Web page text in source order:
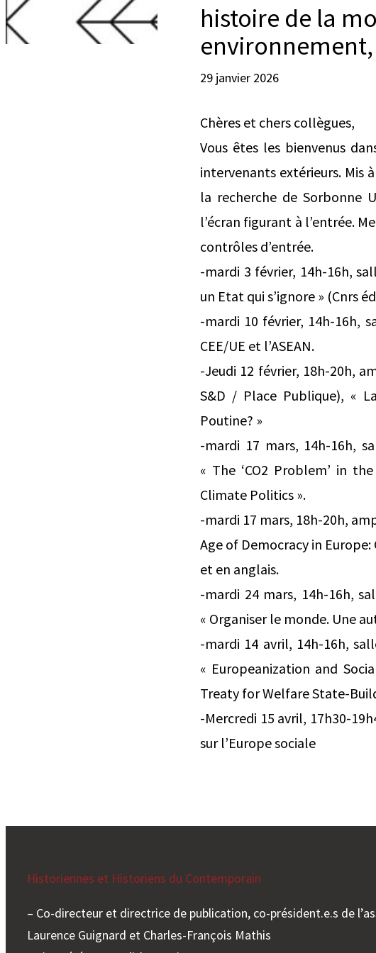
histoire de la
29 janvier 2026
Chères et chers collègues,
Vous êtes les bienvenus
intervenants extérieurs. Mis
la recherche de Sorbonne
l’écran figurant à l’entrée.
contrôles d’entrée.
-mardi 3 février, 14h-16h,
un Etat qui s’ignore » (Cnrs
-mardi 10 février, 14h-16h,
CEE/UE et l’ASEAN.
-Jeudi 12 février, 18h-20h,
S&D / Place Publique), «
Poutine? »
-mardi 17 mars, 14h-16h,
« The ‘CO2 Problem’ in
Climate Politics ».
-mardi 17 mars, 18h-20h,
Age of Democracy in
et en anglais.
-mardi 24 mars, 14h-16h,
« Organiser le monde. Une
-mardi 14 avril, 14h-16h,
« Europeanization and
Treaty for Welfare State-
-Mercredi 15 avril, 17h30-
sur l’Europe sociale
Historiennes et Historiens du Contemporain
– Co-directeur et directrice de publication, co-président.e.s de
Laurence Guignard et Charles-François Mathis